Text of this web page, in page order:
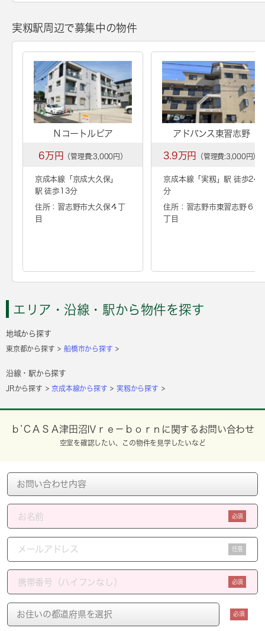
実籾駅周辺で募集中の物件
Ｎコートルピア
6万円 （管理費:3,000円）
京成本線「 京成大久保」
駅 徒歩13分
住所：習志野市大久保４丁
目
アドバンス東習志野
3.9万円 （管理費:3,000円）
京成本線「 実籾 」駅 徒歩24
分
住所：習志野市東習志野６
丁目
エリア・沿線・駅から物件を探す
地域から探す
東京都から探す 船橋市から探す
沿線・駅から探す
JRから探す 京成本線から探す 実籾から探す
ｂ’ＣＡＳＡ津田沼Ⅳｒｅ－ｂｏｒｎに関するお問い合わせ
空室を確認したい、この物件を見学したいなど
必須
任意
必須
必須